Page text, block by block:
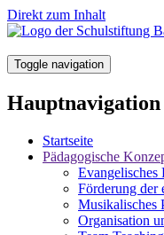
Direkt zum Inhalt
Toggle navigation
Hauptnavigation
Startseite
Pädagogische
Evangelisches
Förderung der
Musikalisches
Organisation